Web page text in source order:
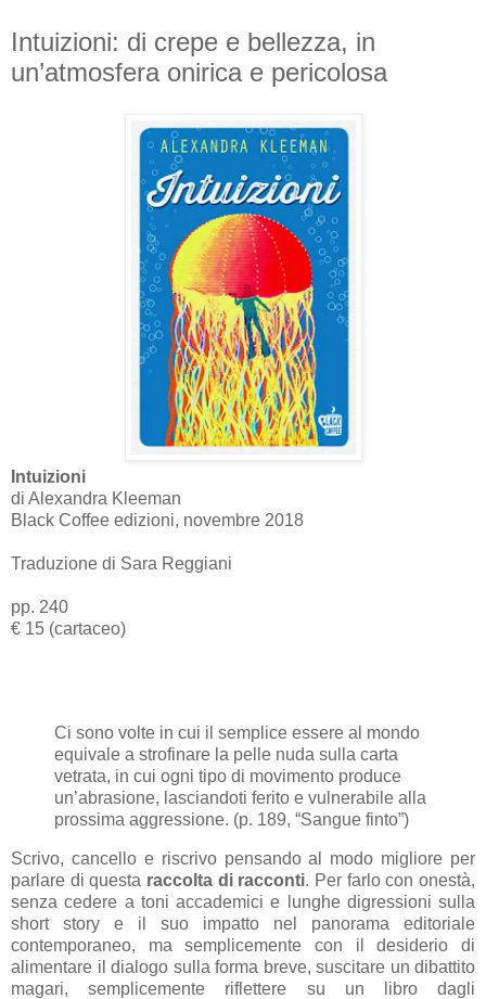
Intuizioni: di crepe e bellezza, in
un’atmosfera onirica e pericolosa
Intuizioni
di Alexandra Kleeman
Black Coffee edizioni, novembre 2018
Traduzione di Sara Reggiani
pp. 240
€ 15 (cartaceo)
Ci sono volte in cui il semplice essere al mondo
equivale a strofinare la pelle nuda sulla carta
vetrata, in cui ogni tipo di movimento produce
un’abrasione, lasciandoti ferito e vulnerabile alla
prossima aggressione. (p. 189, “Sangue finto”)
Scrivo, cancello e riscrivo pensando al modo migliore per
parlare di questa raccolta di racconti. Per farlo con onestà,
senza cedere a toni accademici e lunghe digressioni sulla
short story e il suo impatto nel panorama editoriale
contemporaneo, ma semplicemente con il desiderio di
alimentare il dialogo sulla forma breve, suscitare un dibattito
magari, semplicemente riflettere su un libro dagli